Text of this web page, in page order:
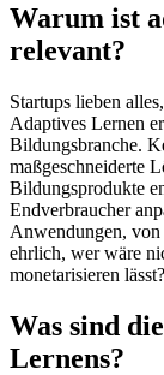
Warum ist
relevant?
Startups lieben
Adaptives Lernen
Bildungsbranche.
maßgeschneiderte
Bildungsprodukte
Endverbraucher
Anwendungen, von
ehrlich, wer wäre
monetarisieren lässt?
Was sind
Lernens?